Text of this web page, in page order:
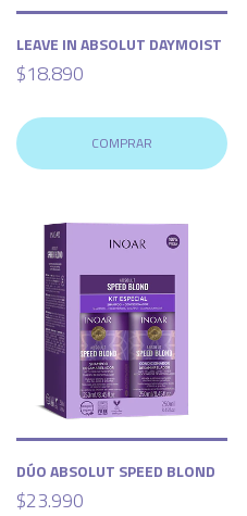
LEAVE IN ABSOLUT DAYMOIST
$18.890
COMPRAR
DÚO ABSOLUT SPEED BLOND
$23.990